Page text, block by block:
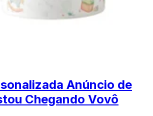
Anúncio de
Chegando Vovô